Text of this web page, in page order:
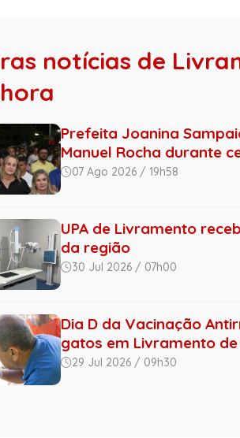
notícias de
Prefeita Joanina
Manuel Rocha durante
07 Ago 2026 / 19h58
UPA de Livramento
da região
30 Jul 2026 / 07h00
Dia D da Vacinação
gatos em Livramento de
29 Jul 2026 / 09h30